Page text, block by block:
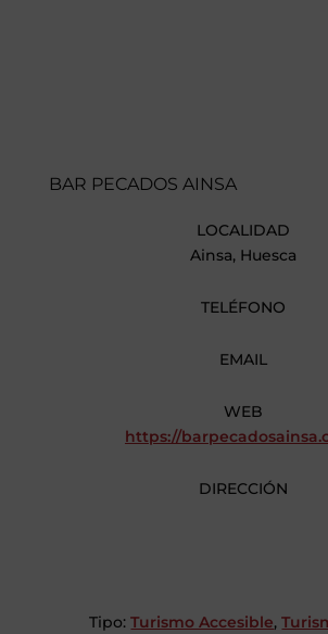
BAR PECADOS AINSA
LOCALIDAD
Ainsa, Huesca
TELÉFONO
EMAIL
WEB
https://
DIRECCIÓN
Tipo:Turismo Accesible,